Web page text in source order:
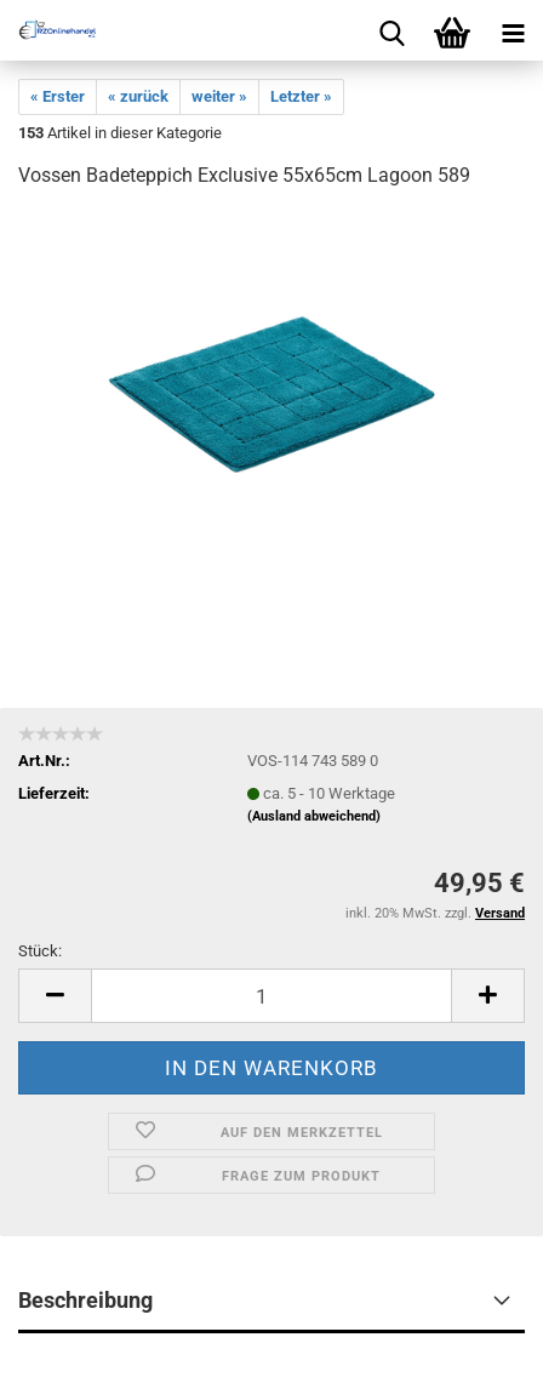
« Erster « zurück weiter »
Letzter »
153 Artikel in dieser Kategorie
Vossen Badeteppich Exclusive 55x65cm Lagoon 589
Art.Nr.:
VOS-114 743 589 0
Lieferzeit:
ca. 5 - 10 Werktage
(Ausland abweichend)
49,95 €
inkl. 20% MwSt. zzgl. Versand
Stück:
AUF DEN MERKZETTEL
FRAGE ZUM PRODUKT
Beschreibung